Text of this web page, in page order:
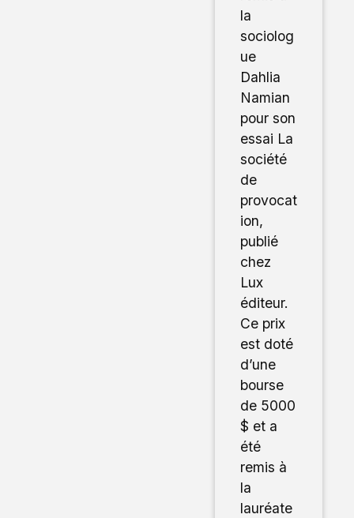
la
sociolog
ue
Dahlia
Namian
pour son
essai La
société
de
provocat
ion,
publié
chez
Lux
éditeur.
Ce prix
est doté
d’une
bourse
de 5000
$ et a
été
remis à
la
lauréate